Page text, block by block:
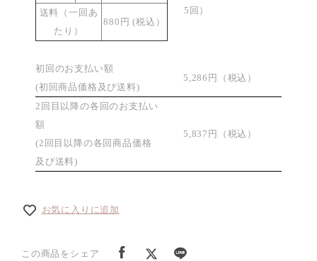
送料（一回あ
たり）
880円 (税込）
5回）
初回のお支払い額
(初回商品価格及び送料)
5,286円（税込）
2回目以降の各回のお支払い
額
(2回目以降の各回商品価格
及び送料)
5,837円（税込）
お気に入りに追加
この商品をシェア